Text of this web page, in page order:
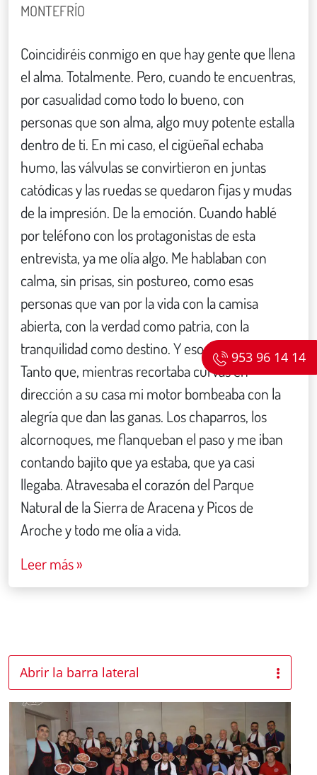
953 96 14 14
MONTEFRÍO
Coincidiréis conmigo en que hay gente que llena
el alma. Totalmente. Pero, cuando te encuentras,
por casualidad como todo lo bueno, con
personas que son alma, algo muy potente estalla
dentro de ti. En mi caso, el cigüeñal echaba
humo, las válvulas se convirtieron en juntas
catódicas y las ruedas se quedaron fijas y mudas
de la impresión. De la emoción. Cuando hablé
por teléfono con los protagonistas de esta
entrevista, ya me olía algo. Me hablaban con
calma, sin prisas, sin postureo, como esas
personas que van por la vida con la camisa
abierta, con la verdad como patria, con la
tranquilidad como destino. Y eso me encantó.
Tanto que, mientras recortaba curvas en
dirección a su casa mi motor bombeaba con la
alegría que dan las ganas. Los chaparros, los
alcornoques, me flanqueban el paso y me iban
contando bajito que ya estaba, que ya casi
llegaba. Atravesaba el corazón del Parque
Natural de la Sierra de Aracena y Picos de
Aroche y todo me olía a vida.
Leer más »
Abrir la barra lateral